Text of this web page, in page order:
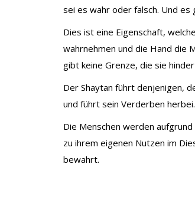
sei es wahr oder falsch. Und es
Dies ist eine Eigenschaft,
wahrnehmen und die Hand die
gibt keine Grenze, die sie
Der Shaytan führt denjenigen,
und führt sein Verderben herbei.
Die Menschen werden
zu ihrem eigenen Nutzen im
bewahrt.